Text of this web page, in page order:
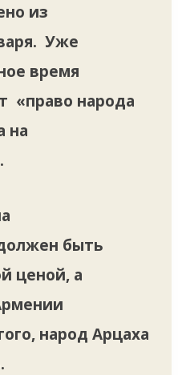
из
Уже
время
«право народа
на
быть
ценой, а
народ Арцаха